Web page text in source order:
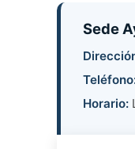
Sede
Horario: